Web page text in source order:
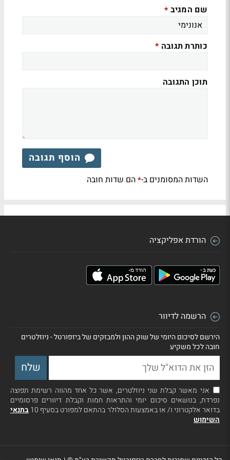
שם המגיב *
כותרת תגובה *
תוכן התגובה
הוסף תגובה
השדות המסומנים ב-*הם שדות חובה
הורדת אפליקציה
הרשמה לדיוור
הירשם לסיכום היומי של שוק ההון ולמבזקים של ביזפורטל - ניוזלטרים
חובה לכל משקיע
אני מאשר קבלת שני ניוזלטרים, אשר כל אחד מהווה רשימת תפוצה
נפרדת, בנושאים סיכום יומי והתראות חמות וקבלת דיוורים פרסומיים
בדואר אלקטרוני ו/ או באמצעות הסלולר בהתאם למפורט בסעיף 10
בתנאי
השימוש